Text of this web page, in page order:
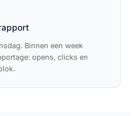
Binnen een week
opens, clicks en